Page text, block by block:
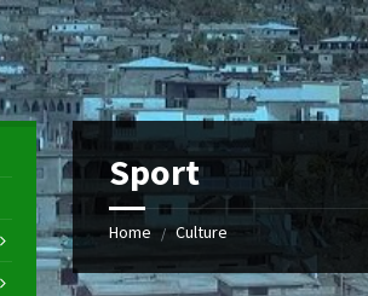
Sport
Home / Culture